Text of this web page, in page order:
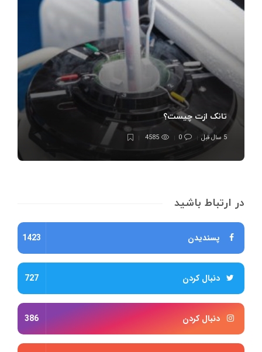
تانک ازت چیست؟
5 سال قبل 0
4585
در ارتباط باشید
پسندیدن 1423
دنبال کردن 727
دنبال کردن 386